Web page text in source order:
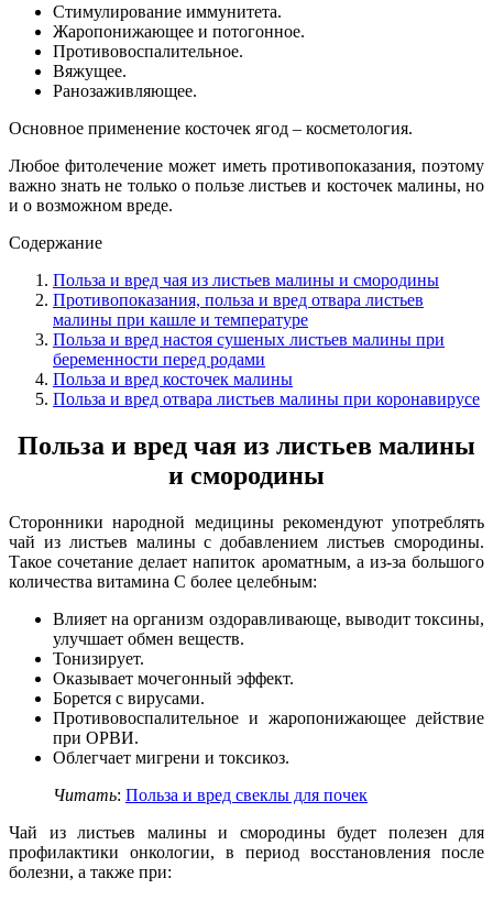
Стимулирование иммунитета.
Жаропонижающее и потогонное.
Противовоспалительное.
Вяжущее.
Ранозаживляющее.
Основное применение косточек ягод – косметология.
Любое фитолечение может иметь противопоказания, поэтому
важно знать не только о пользе листьев и косточек малины, но
и о возможном вреде.
Содержание
Польза и вред чая из листьев малины и смородины
Противопоказания, польза и вред отвара листьев
малины при кашле и температуре
Польза и вред настоя сушеных листьев малины при
беременности перед родами
Польза и вред косточек малины
Польза и вред отвара листьев малины при коронавирусе
Польза и вред чая из листьев малины
и смородины
Сторонники народной медицины рекомендуют употреблять
чай из листьев малины с добавлением листьев смородины.
Такое сочетание делает напиток ароматным, а из-за большого
количества витамина С более целебным:
Влияет на организм оздоравливающе, выводит токсины,
улучшает обмен веществ.
Тонизирует.
Оказывает мочегонный эффект.
Борется с вирусами.
Противовоспалительное и жаропонижающее действие
при ОРВИ.
Облегчает мигрени и токсикоз.
Читать: Польза и вред свеклы для почек
Чай из листьев малины и смородины будет полезен для
профилактики онкологии, в период восстановления после
болезни, а также при: